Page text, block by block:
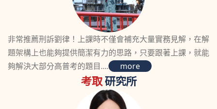
非常推薦刑訴劉律！上課時不僅會補充大量實務見解，在解
題架構上也能夠提供簡潔有力的思路，只要跟著上課，就能
夠解決大部分高普考的題目....
more
考取研究所